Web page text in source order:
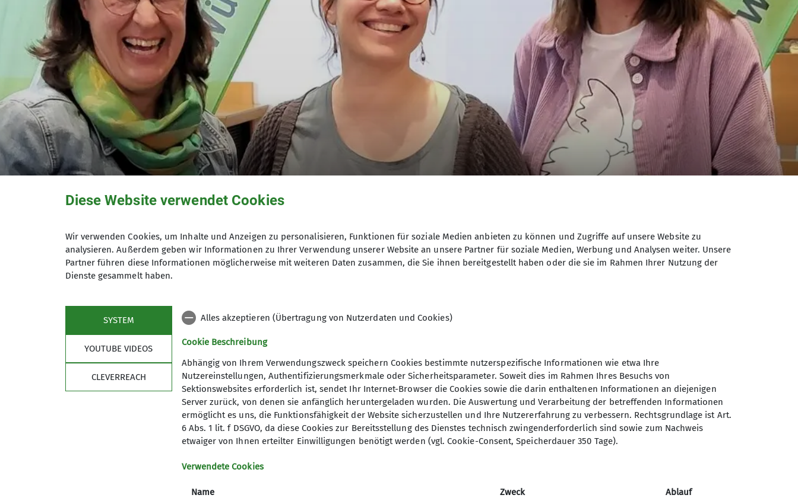
BANFF in Würzburg - unsere Sektion präsentiert sich
Das Banff Mountain Film Festival 2025 bringt die Magie der Berge zu den Zuschauer:innen in Deutschland, Österreich, der Schweiz, Belgien,
Liechtenstein, den Niederlanden und Slowenien. Am Mittwoch den 26.03.2025 machte das Festival Station im CINEMAXX in Würzburg. Wir
Diese Website verwendet Cookies
Wir verwenden Cookies, um Inhalte und Anzeigen zu personalisieren, Funktionen für soziale Medien anbieten zu können und Zugriffe auf unsere Website zu
analysieren. Außerdem geben wir Informationen zu Ihrer Verwendung unserer Website an unsere Partner für soziale Medien, Werbung und Analysen weiter. Unsere
Partner führen diese Informationen möglicherweise mit weiteren Daten zusammen, die Sie ihnen bereitgestellt haben oder die sie im Rahmen Ihrer Nutzung der
Dienste gesammelt haben.
SYSTEM
YOUTUBE VIDEOS
CLEVERREACH
Alles akzeptieren (Übertragung von Nutzerdaten und Cookies)
Cookie Beschreibung
Abhängig von Ihrem Verwendungszweck speichern Cookies bestimmte nutzerspezifische Informationen wie etwa Ihre
Nutzereinstellungen, Authentifizierungsmerkmale oder Sicherheitsparameter. Soweit dies im Rahmen Ihres Besuchs von
Sektionswebsites erforderlich ist, sendet Ihr Internet-Browser die Cookies sowie die darin enthaltenen Informationen an diejenigen
Server zurück, von denen sie anfänglich heruntergeladen wurden. Die Auswertung und Verarbeitung der betreffenden Informationen
ermöglicht es uns, die Funktionsfähigkeit der Website sicherzustellen und Ihre Nutzererfahrung zu verbessern. Rechtsgrundlage ist Art.
6 Abs. 1 lit. f DSGVO, da diese Cookies zur Bereitsstellung des Dienstes technisch zwingenderforderlich sind sowie zum Nachweis
etwaiger von Ihnen erteilter Einwilligungen benötigt werden (vgl. Cookie-Consent, Speicherdauer 350 Tage).
Verwendete Cookies
Name Zweck Ablauf